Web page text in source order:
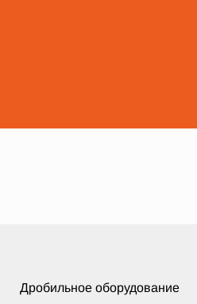
Дробильное оборудование